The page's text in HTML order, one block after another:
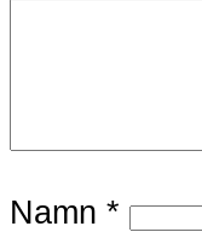
Namn *